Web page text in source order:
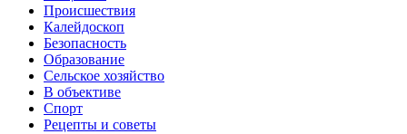
Происшествия
Калейдоскоп
Безопасность
Образование
Сельское хозяйство
В объективе
Спорт
Рецепты и советы